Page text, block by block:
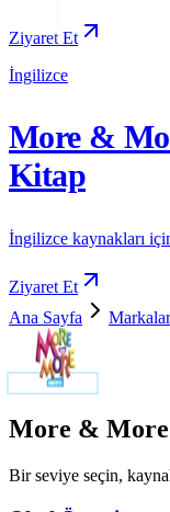
Ziyaret Et
İngilizce
More &
Kitap
İngilizce kaynakları için
Ziyaret Et
Ana Sayfa
Markalar
More & More
Bir seviye seçin,